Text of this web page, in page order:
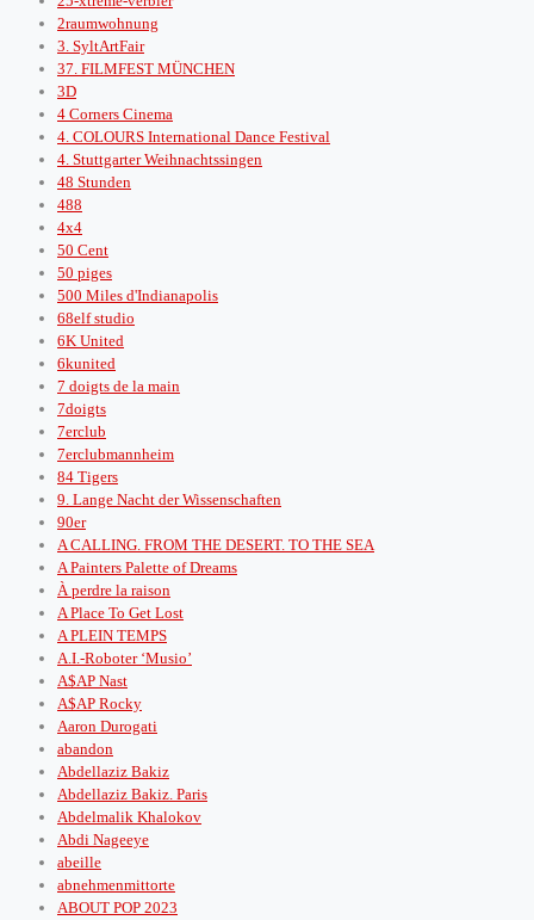
2raumwohnung
3. SyltArtFair
37. FILMFEST MÜNCHEN
3D
4 Corners Cinema
4. COLOURS International Dance Festival
4. Stuttgarter Weihnachtssingen
48 Stunden
488
4x4
50 Cent
50 piges
500 Miles d'Indianapolis
68elf studio
6K United
6kunited
7 doigts de la main
7doigts
7erclub
7erclubmannheim
84 Tigers
9. Lange Nacht der Wissenschaften
90er
A CALLING. FROM THE DESERT. TO THE SEA
A Painters Palette of Dreams
À perdre la raison
A Place To Get Lost
A PLEIN TEMPS
A.I.-Roboter ‘Musio’
A$AP Nast
A$AP Rocky
Aaron Durogati
abandon
Abdellaziz Bakiz
Abdellaziz Bakiz. Paris
Abdelmalik Khalokov
Abdi Nageeye
abeille
abnehmenmittorte
ABOUT POP 2023